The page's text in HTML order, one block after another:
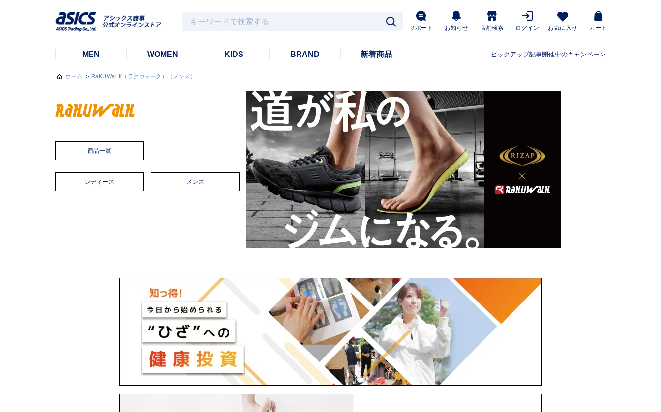
サポート お知らせ 店舗検索 ログイン お気に入り カート
MEN WOMEN KIDS BRAND 新着商品 ピックアップ記事開催中のキャンペーン
商品一覧
レディース メンズ
ホーム > RaKUWaLK（ラクウォーク）（メンズ）